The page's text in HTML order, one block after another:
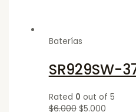
Baterías
SR929SW-
Rated 0 out of 5
$6.000 $5.000